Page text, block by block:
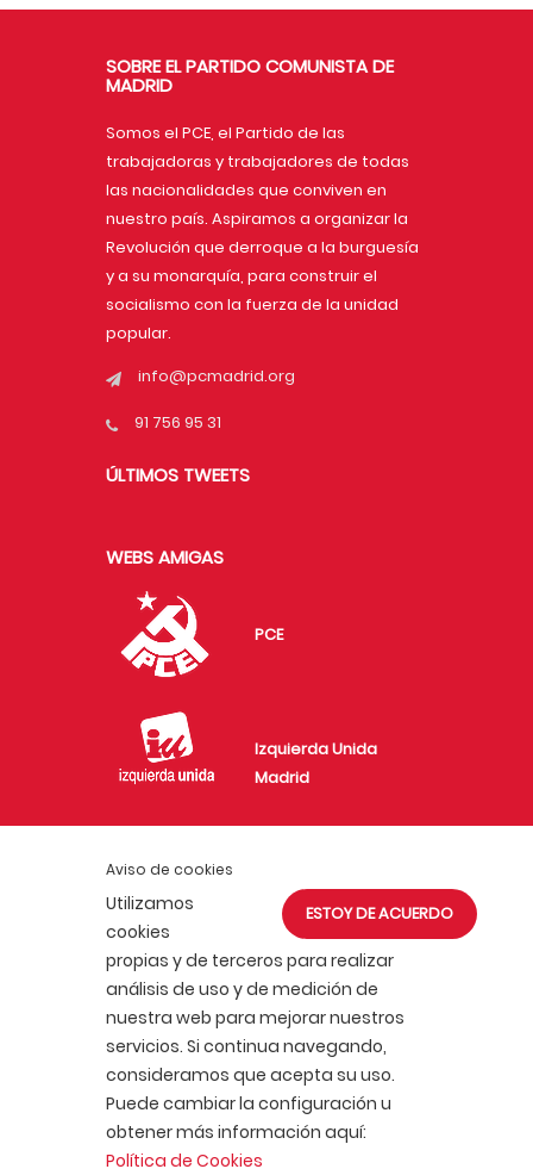
Aviso de cookies
ESTOY DE ACUERDO
Utilizamos
cookies
propias y de terceros para realizar
análisis de uso y de medición de
nuestra web para mejorar nuestros
servicios. Si continua navegando,
consideramos que acepta su uso.
Puede cambiar la configuración u
obtener más información aquí:
Política de Cookies
SOBRE EL PARTIDO COMUNISTA DE
MADRID
Somos el PCE, el Partido de las
trabajadoras y trabajadores de todas
las nacionalidades que conviven en
nuestro país. Aspiramos a organizar la
Revolución que derroque a la burguesía
y a su monarquía, para construir el
socialismo con la fuerza de la unidad
popular.
info@pcmadrid.org
91 756 95 31
ÚLTIMOS TWEETS
WEBS AMIGAS
PCE
Izquierda Unida
Madrid
Juventud Comunista
en Madrid
ACTUALIDAD
AFÍLIATE
POLÍTICA DE PRIVACIDAD
AVISO LEGAL